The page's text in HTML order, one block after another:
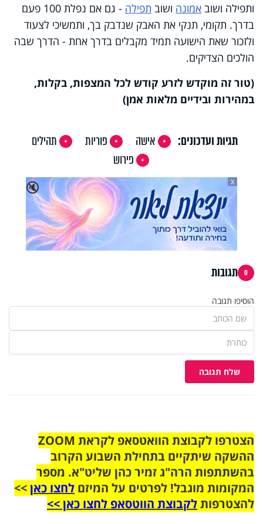
ותפילה ושוב אמונה ושוב תפילה
- גם אם נפלת 100 פעם
בדרך. תקומי, תנקי את האבק שנדבק בך, ותמשיכי לצעוד
ולזכור שאת הישועה תמיד מקבלים בדרך אחת - הדרך שבה
הולכים הצדיקים.
(טור זה מוקדש לזרע קודש לכל המצפות, בקלות,
במהירות ובידיים מלאות אמן)
תגיות ועדכונים: אישה פוריות
תהילים
פירוש
🔇
X
0 תגובות
הוסיפו תגובה
שלח תגובה
הצטרפו לקבוצת הוואטסאפ לקראת ZOOM
ההשקה שיתקיים בתחילת השבוע הקרוב
בהשתתפות הרה"ג זמיר כהן שליט"א. מספר
המקומות מוגבל! לפרטים על המיזם לחצו כאן>>
להצטרפותלקבוצת הווטסאפ לחצו כאן >>